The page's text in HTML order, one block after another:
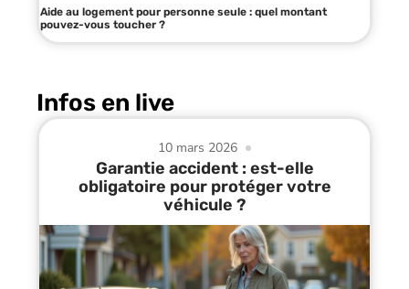
Aide au logement pour personne seule : quel montant
pouvez-vous toucher ?
Infos en live
10 mars 2026
Garantie accident : est-elle
obligatoire pour protéger votre
véhicule ?